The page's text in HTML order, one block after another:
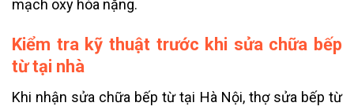
mạch oxy hóa nặng.
Kiểm tra kỹ thuật trước khi sửa chữa bếp
từ tại nhà
Khi nhận sửa chữa bếp từ tại Hà Nội, thợ sửa bếp từ